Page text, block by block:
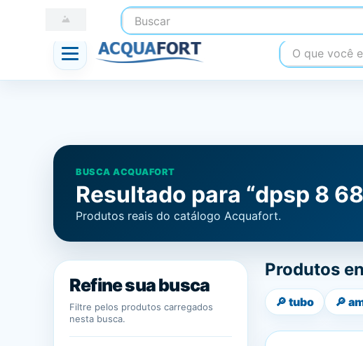
Buscar
☎ (41) 3247-1199
O que você
BUSCA ACQUAFORT
Resultado para “dpsp 8
Produtos reais do catálogo Acquafort.
Refine sua busca
Filtre pelos produtos carregados
nesta busca.
Produtos
🔎 tubo 🔎